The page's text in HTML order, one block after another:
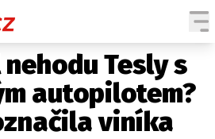
AUTA
TESTY AUT
NOVINKY
Tesly s
autopilotem?
viníka